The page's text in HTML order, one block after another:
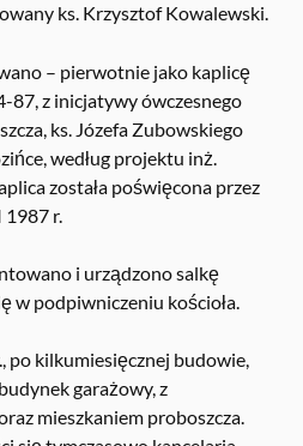
ks. Krzysztof Kowalewski.
– pierwotnie jako kaplicę
87, z inicjatywy ówczesnego
ks. Józefa Zubowskiego
według projektu inż.
została poświęcona przez
r.
i urządzono salkę
w podpiwniczeniu kościoła.
po kilkumiesięcznej budowie,
garażowy, z
mieszkaniem proboszcza.